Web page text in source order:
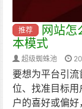
推荐
网站怎
本模式
超级蜘蛛池
要想为平台引
位、找准目标用
户的喜好或偏